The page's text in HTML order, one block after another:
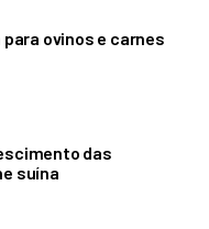
ovinos e carnes
das
suína